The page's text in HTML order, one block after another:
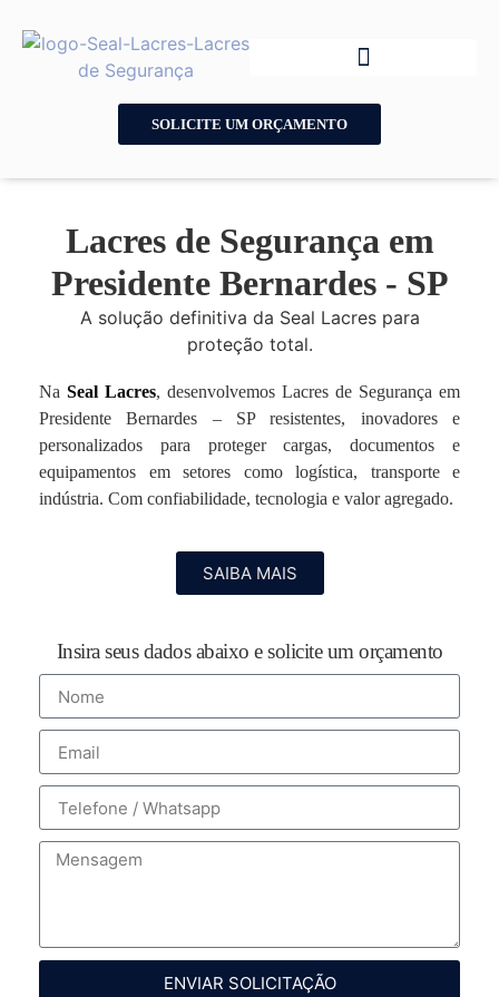
SOLICITE UM ORÇAMENTO
Lacres de Segurança em
Presidente Bernardes - SP
A solução definitiva da Seal Lacres para
proteção total.
Na Seal Lacres, desenvolvemos Lacres de Segurança em
Presidente Bernardes – SP resistentes, inovadores e
personalizados para proteger cargas, documentos e
equipamentos em setores como logística, transporte e
indústria. Com confiabilidade, tecnologia e valor agregado.
SAIBA MAIS
Insira seus dados abaixo e solicite um orçamento
ENVIAR SOLICITAÇÃO